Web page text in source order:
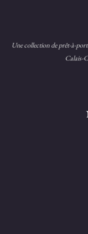
Une collection de prêt-à-
Calais-